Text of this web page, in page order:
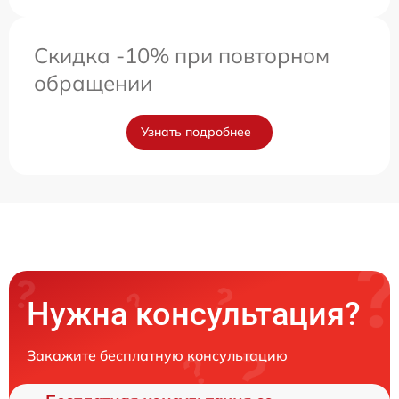
Скидка -10% при повторном
обращении
Узнать подробнее
Нужна консультация?
Закажите бесплатную консультацию